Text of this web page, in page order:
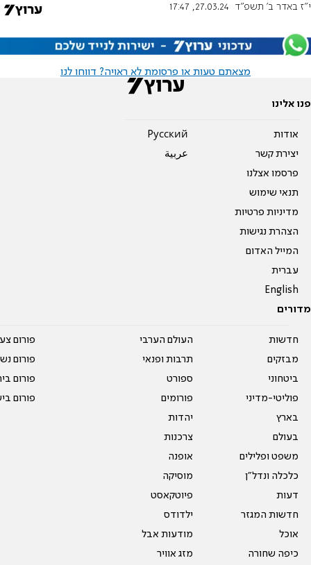
י"ז באדר ב׳ תשפ"ד 27.03.24, 17:47
מצאתם טעות או פרסומת לא ראויה? דווחו לנו
פנו אלינו
אודות
יצירת קשר
פרסמו אצלנו
תנאי שימוש
מדיניות פרטיות
הצהרת נגישות
המייל האדום
עברית
English
Pусский
عربية
מדורים
חדשות
מבזקים
ביטחוני
פוליטי-מדיני
בארץ
בעולם
משפט ופלילים
כלכלה ונדל"ן
דעות
חדשות המגזר
אוכל
כיפה שחורה
העולם הערבי
תרבות ופנאי
ספורט
פורומים
יהדות
צרכנות
אופנה
מוסיקה
פיוטקאסט
ילדודס
מודעות אבל
מזג אוויר
פורום
פורום
פורום
פורום